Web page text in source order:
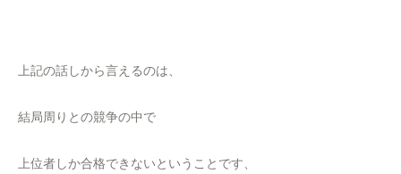
上記の話しから言えるのは、
結局周りとの競争の中で
上位者しか合格できないということです、